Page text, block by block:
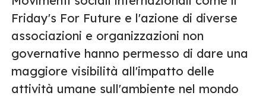
Friday's For Future e l'azione di diverse
associazioni e organizzazioni non
governative hanno permesso di dare una
maggiore visibilità all'impatto delle
attività umane sull'ambiente nel mondo